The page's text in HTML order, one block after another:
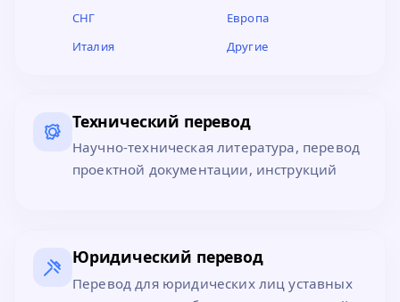
СНГ
Европа
Италия
Другие
Технический перевод
Научно-техническая литература, перевод
проектной документации, инструкций
Юридический перевод
Перевод для юридических лиц уставных